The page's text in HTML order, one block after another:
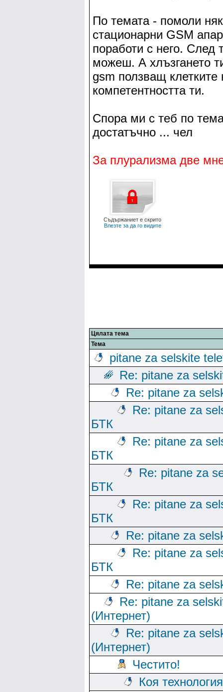
По темата - помоли
стационарни GSM
поработи с него. След
можеш. А хлъзгането
gsm ползващ
компетентността ти.
Спора ми с теб по
достатъчно ... чел
За плурализма две
Съдържаниет е скрито
Влезте за да го видите
Цялата тема
Тема
pitane za selskite
Re: pitane za
Re: pitane za
Re: pitane za
БТК
Re: pitane za
БТК
Re: pitane za
БТК
Re: pitane za
БТК
Re: pitane za
Re: pitane za
БТК
Re: pitane za
Re: pitane za
(Интернет)
Re: pitane za
(Интернет)
Честито!
Коя